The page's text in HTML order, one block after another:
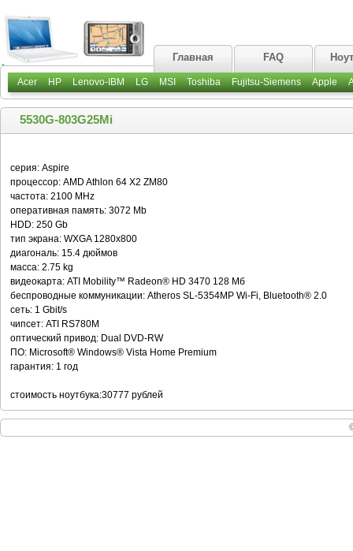
Главная FAQ
Acer HP Lenovo-IBM LG MSI Toshiba Fujitsu-Siemens Apple
5530G-803G25Mi
серия: Aspire
процессор: AMD Athlon 64 X2 ZM80
частота: 2100 MHz
оперативная память: 3072 Mb
HDD: 250 Gb
тип экрана: WXGA 1280х800
диагональ: 15.4 дюймов
масса: 2.75 kg
видеокарта: ATI Mobility™ Radeon® HD 3470 128 Мб
беспроводные коммуникации: Atheros SL-5354MP Wi-Fi, Bluetooth® 2.0
сеть: 1 Gbit/s
чипсет: ATI RS780M
оптический привод: Dual DVD-RW
ПО: Microsoft® Windows® Vista Home Premium
гарантия: 1 год
стоимость ноутбука:30777 рублей